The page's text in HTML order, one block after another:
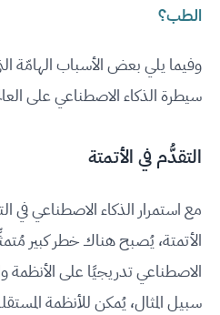
الطب؟
وفيما يلي بعض الأسباب الهامّة
سيطرة الذكاء الاصطناعي على
التقدُّم في الأتمتة
مع استمرار الذكاء الاصطناعي في
الأتمتة، يُصبح هناك خطر كبير
الاصطناعي تدريجيًا على الأنظمة
سبيل المثال، يُمكن للأنظمة